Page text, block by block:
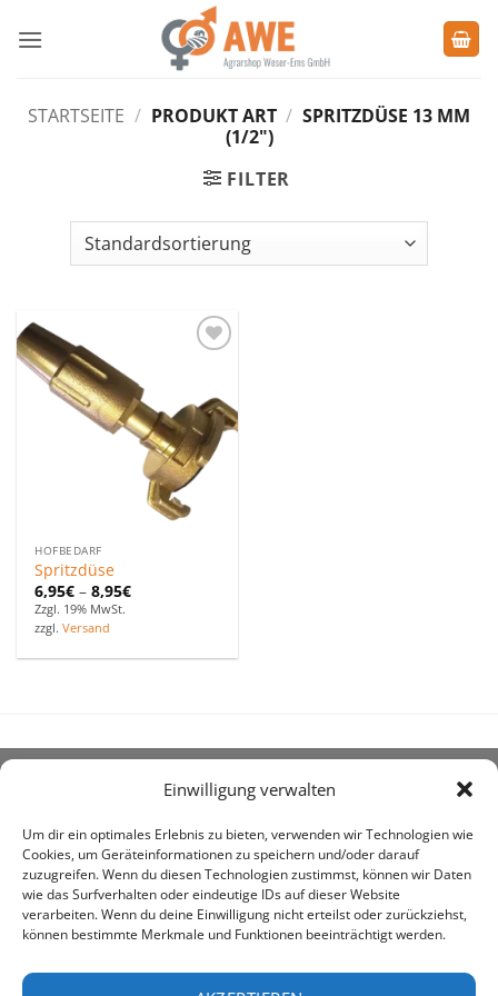
Einwilligung verwalten
Um dir ein optimales Erlebnis zu bieten, verwenden wir Technologien wie
Cookies, um Geräteinformationen zu speichern und/oder darauf
zuzugreifen. Wenn du diesen Technologien zustimmst, können wir Daten
wie das Surfverhalten oder eindeutige IDs auf dieser Website
verarbeiten. Wenn du deine Einwilligung nicht erteilst oder zurückziehst,
können bestimmte Merkmale und Funktionen beeinträchtigt werden.
Inhalt
STARTSEITE / PRODUKT ART / SPRITZDÜSE 13 MM
(1/2")
FILTER
hinzufügen
HOFBEDARF
Spritzdüse
6,95€ –8,95€
Zzgl. 19% MwSt.
zzgl.Versand
um den Kauf landwirtschaftlicher Bedarfsartikel geht.